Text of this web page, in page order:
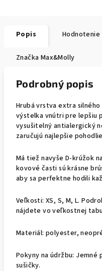
Popis Hodnotenie
Značka Max&Molly
Podrobný popis
Hrubá vrstva extra
výstelka vnútri pre lepšiu
vysušitelný antialergický
zaručujú najlepšie
Má tiež navyše D-krúžok
kovové časti sú krásne
aby sa perfektne hodili
Veľkosti: XS, S, M, L.
nájdete vo veľkostnej
Materiál: polyester,
Pokyny na údržbu: Jemné
sušičky.